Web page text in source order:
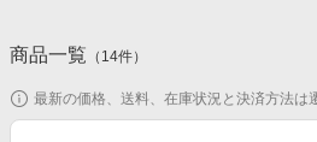
食品・スイーツ・お酒
コスメ・健康・医薬品
初回購入者限定特典
対象ストア新規限定特典
商品一覧 （ 14件）
最新の価格、送料、在庫状況と決済方法は